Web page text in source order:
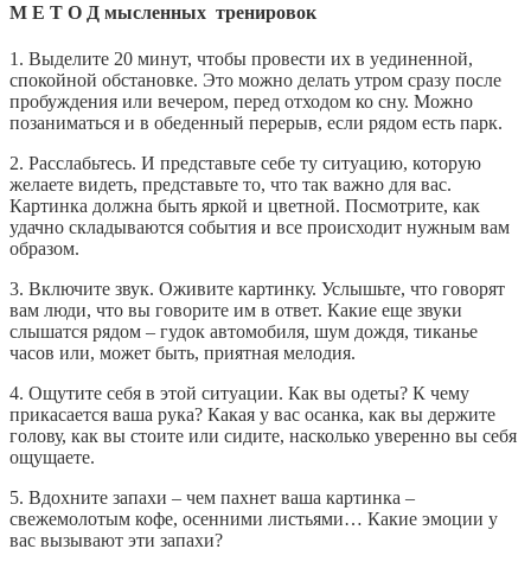
М Е Т О Д мысленных тренировок
1. Выделите 20 минут, чтобы провести их в уединенной,
спокойной обстановке. Это можно делать утром сразу после
пробуждения или вечером, перед отходом ко сну. Можно
позаниматься и в обеденный перерыв, если рядом есть парк.
2. Расслабьтесь. И представьте себе ту ситуацию, которую
желаете видеть, представьте то, что так важно для вас.
Картинка должна быть яркой и цветной. Посмотрите, как
удачно складываются события и все происходит нужным вам
образом.
3. Включите звук. Оживите картинку. Услышьте, что говорят
вам люди, что вы говорите им в ответ. Какие еще звуки
слышатся рядом – гудок автомобиля, шум дождя, тиканье
часов или, может быть, приятная мелодия.
4. Ощутите себя в этой ситуации. Как вы одеты? К чему
прикасается ваша рука? Какая у вас осанка, как вы держите
голову, как вы стоите или сидите, насколько уверенно вы себя
ощущаете.
5. Вдохните запахи – чем пахнет ваша картинка –
свежемолотым кофе, осенними листьями… Какие эмоции у
вас вызывают эти запахи?